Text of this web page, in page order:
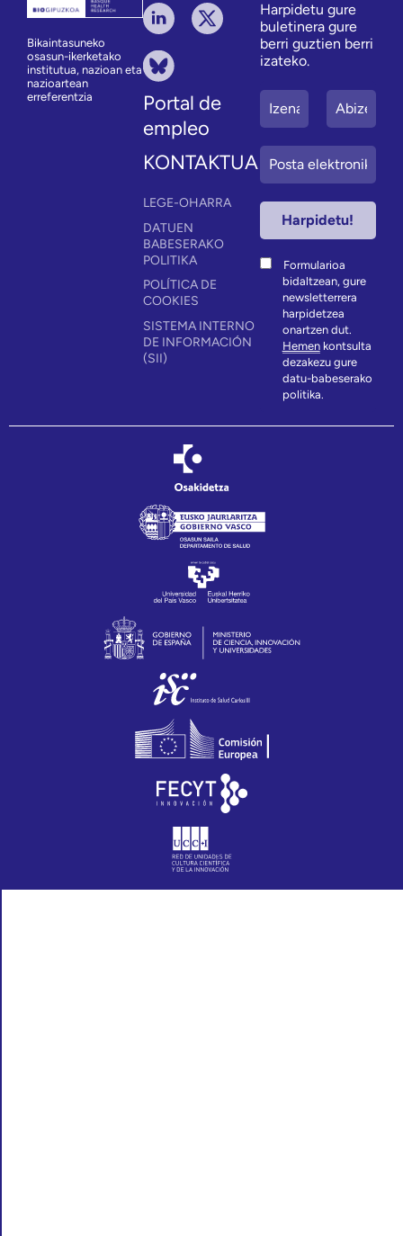
Bikaintasuneko
osasun-ikerketako
institutua, nazioan eta
nazioartean
erreferentzia
Portal de
empleo
KONTAKTUA
LEGE-OHARRA
DATUEN
BABESERAKO
POLITIKA
POLÍTICA DE
COOKIES
SISTEMA INTERNO
DE INFORMACIÓN
(SII)
Harpidetu gure
buletinera gure
berri guztien berri
izateko.
Formularioa
bidaltzean, gure
newsletterrera
harpidetzea
onartzen dut.
Hemenkontsulta
dezakezu gure
datu-babeserako
politika.